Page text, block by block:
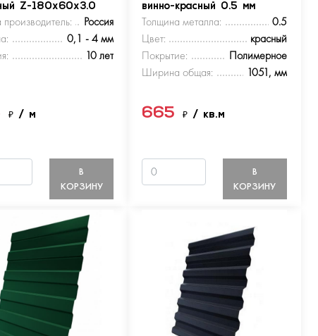
Z-180х60х3.0
Россия
0,1 - 4 мм
10 лет
₽/ м
В
КОРЗИНУ
винно-красный 0.5 мм
Толщина металла:
0.5
Цвет:
красный
Покрытие:
Полимерное
Ширина общая:
1051, мм
665 ₽ / кв.м
В
КОРЗИНУ